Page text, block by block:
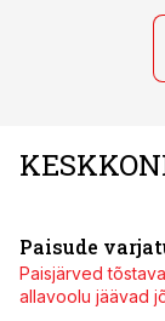
Paisude
Paisjärved
allavoolu jäävad